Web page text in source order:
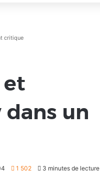
critique
et
un
1 502 3 minutes de lecture